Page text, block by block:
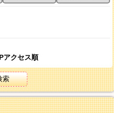
アクセス順
索